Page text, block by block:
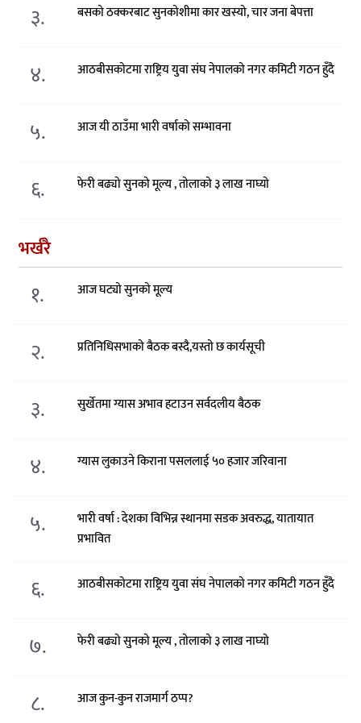
३. बसको ठक्करबाट सुनकोशीमा कार खस्यो, चार जना बेपत्ता
४. आठबीसकोटमा राष्ट्रिय युवा संघ नेपालको नगर कमिटी गठन हुँदै
५. आज यी ठाउँमा भारी वर्षाको सम्भावना
६. फेरी बढ्यो सुनको मूल्य , तोलाको ३ लाख नाघ्यो
भर्खरै
१. आज घट्यो सुनको मूल्य
२. प्रतिनिधिसभाको बैठक बस्दै,यस्तो छ कार्यसूची
३. सुर्खेतमा ग्यास अभाव हटाउन सर्वदलीय बैठक
४. ग्यास लुकाउने किराना पसललाई ५० हजार जरिवाना
५.
भारी वर्षा : देशका विभिन्न स्थानमा सडक अवरुद्ध, यातायात
प्रभावित
६. आठबीसकोटमा राष्ट्रिय युवा संघ नेपालको नगर कमिटी गठन हुँदै
७. फेरी बढ्यो सुनको मूल्य , तोलाको ३ लाख नाघ्यो
८. आज कुन-कुन राजमार्ग ठप्प?